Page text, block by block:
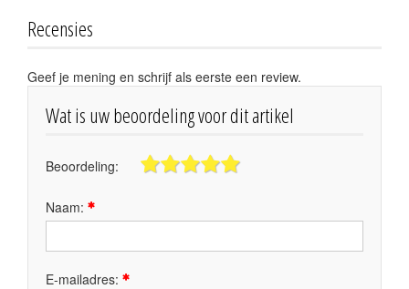
Recensies
Geef je mening en schrijf als eerste een review.
Wat is uw beoordeling voor dit artikel
Beoordeling:
Naam:
E-mailadres: